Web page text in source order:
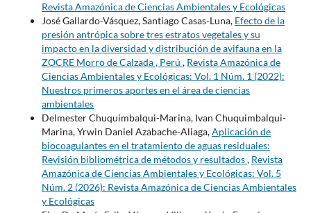
Revista Amazónica de Ciencias Ambientales y Ecológicas
José Gallardo-Vásquez, Santiago Casas-Luna, Efecto de la
presión antrópica sobre tres estratos vegetales y su
impacto en la diversidad y distribución de avifauna en la
ZOCRE Morro de Calzada , Perú , Revista Amazónica de
Ciencias Ambientales y Ecológicas: Vol. 1 Núm. 1 (2022):
Nuestros primeros aportes en el área de ciencias
ambientales
Delmester Chuquimbalqui-Marina, Ivan Chuquimbalqui-
Marina, Yrwin Daniel Azabache-Aliaga,Aplicación de
biocoagulantes en el tratamiento de aguas residuales:
Revisión bibliométrica de métodos y resultados, Revista
Amazónica de Ciencias Ambientales y Ecológicas: Vol. 5
Núm. 2 (2026): Revista Amazónica de Ciencias Ambientales
y Ecológicas